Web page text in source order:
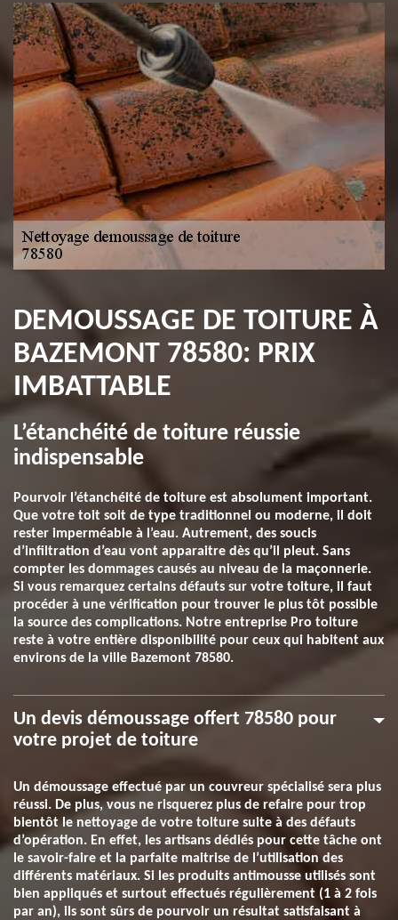
DEMOUSSAGE DE TOITURE À
BAZEMONT 78580: PRIX
IMBATTABLE
L’étanchéité de toiture réussie
indispensable
Pourvoir l’étanchéité de toiture est absolument important.
Que votre toit soit de type traditionnel ou moderne, il doit
rester imperméable à l’eau. Autrement, des soucis
d’infiltration d’eau vont apparaitre dès qu’il pleut. Sans
compter les dommages causés au niveau de la maçonnerie.
Si vous remarquez certains défauts sur votre toiture, il faut
procéder à une vérification pour trouver le plus tôt possible
la source des complications. Notre entreprise Pro toiture
reste à votre entière disponibilité pour ceux qui habitent aux
environs de la ville Bazemont 78580.
Un devis démoussage offert 78580 pour
votre projet de toiture
Un démoussage effectué par un couvreur spécialisé sera plus
réussi. De plus, vous ne risquerez plus de refaire pour trop
bientôt le nettoyage de votre toiture suite à des défauts
d’opération. En effet, les artisans dédiés pour cette tâche ont
le savoir-faire et la parfaite maitrise de l’utilisation des
différents matériaux. Si les produits antimousse utilisés sont
bien appliqués et surtout effectués régulièrement (1 à 2 fois
par an), ils sont sûrs de pourvoir un résultat satisfaisant à